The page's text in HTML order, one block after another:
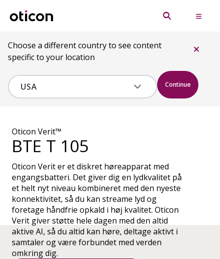
Choose a different country to see content
specific to your location
Continue
Oticon Verit™
BTE T 105
Oticon Verit er et diskret høreapparat med
engangsbatteri. Det giver dig en lydkvalitet på
et helt nyt niveau kombineret med den nyeste
konnektivitet, så du kan streame lyd og
foretage håndfrie opkald i høj kvalitet. Oticon
Verit giver støtte hele dagen med den altid
aktive AI, så du altid kan høre, deltage aktivt i
samtaler og være forbundet med verden
omkring dig.